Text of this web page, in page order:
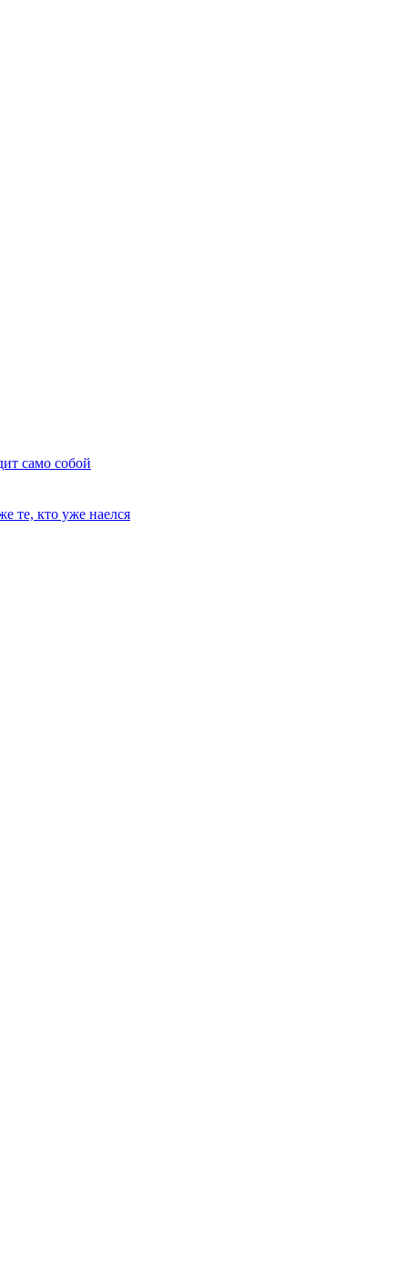
само собой
те, кто уже наелся